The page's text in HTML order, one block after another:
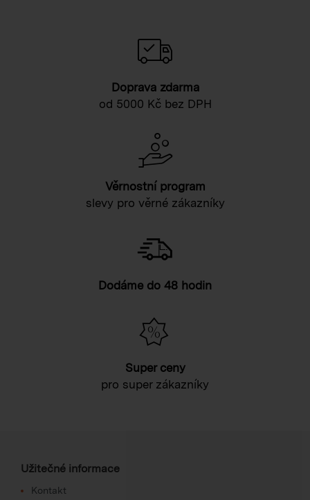
Doprava zdarma
od 5000 Kč bez DPH
Věrnostní program
slevy pro věrné zákazníky
Dodáme do 48 hodin
Super ceny
pro super zákazníky
Užitečné informace
Kontakt